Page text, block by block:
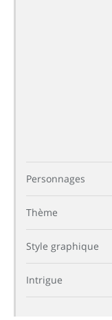
Personnages
Thème
Style graphique
Intrigue